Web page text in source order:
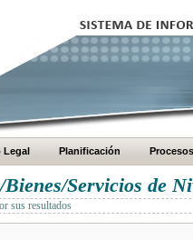
Legal Planificación Procesos
Servicios de
sus resultados